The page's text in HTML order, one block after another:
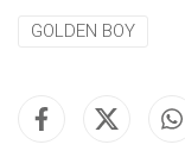
GOLDEN BOY